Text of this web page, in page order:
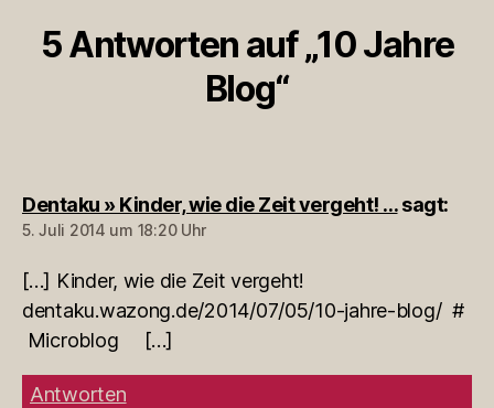
5 Antworten auf „10 Jahre
Blog“
Dentaku » Kinder, wie die Zeit vergeht! … sagt:
5. Juli 2014 um 18:20 Uhr
[…] Kinder, wie die Zeit vergeht!
dentaku.wazong.de/2014/07/05/10-jahre-blog/ #
Microblog […]
Antworten